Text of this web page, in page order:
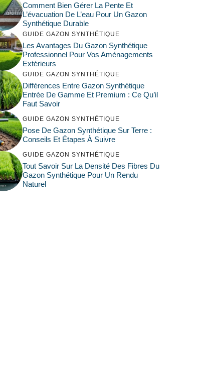
Comment Bien Gérer La Pente Et
L’évacuation De L’eau Pour Un Gazon
Synthétique Durable
GUIDE GAZON SYNTHÉTIQUE
Les Avantages Du Gazon Synthétique
Professionnel Pour Vos Aménagements
Extérieurs
GUIDE GAZON SYNTHÉTIQUE
Différences Entre Gazon Synthétique
Entrée De Gamme Et Premium : Ce Qu’il
Faut Savoir
GUIDE GAZON SYNTHÉTIQUE
Pose De Gazon Synthétique Sur Terre :
Conseils Et Étapes À Suivre
GUIDE GAZON SYNTHÉTIQUE
Tout Savoir Sur La Densité Des Fibres Du
Gazon Synthétique Pour Un Rendu
Naturel